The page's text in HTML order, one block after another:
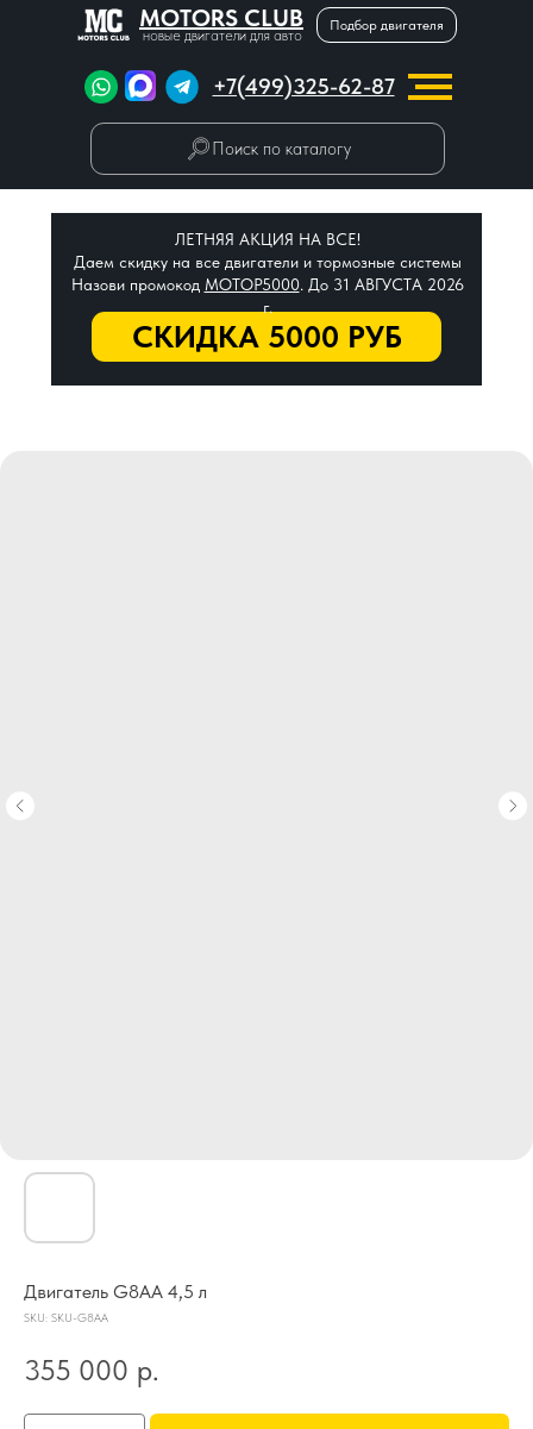
MOTORS CLUB
новые двигатели для авто
Подбор двигателя
+7(499)325-62-87
Поиск по каталогу
СКИДКА 5000 РУБ
ЛЕТНЯЯ АКЦИЯ НА ВСЕ!
Даем скидку на все двигатели и тормозные системы
Назови промокод МОТОР5000. До 31 АВГУСТА 2026
г.
Двигатель G8AA 4,5 л
SKU: SKU-G8AA
355 000 р.